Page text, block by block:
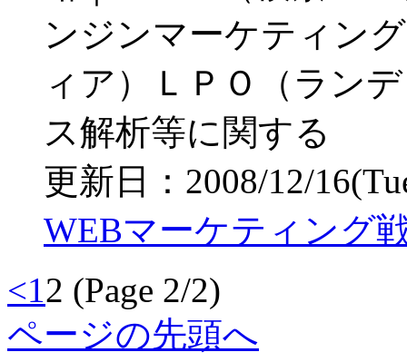
ンジンマーケティン
ィア）ＬＰＯ（ラン
ス解析等に関する
更新日：2008/12/
WEBマーケティング
<12 (Page 2/2)
ページの先頭へ